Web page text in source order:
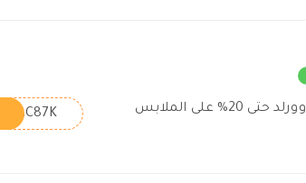
خصومات ريفرز وورلد حتى 20% على الملابس
AC87K